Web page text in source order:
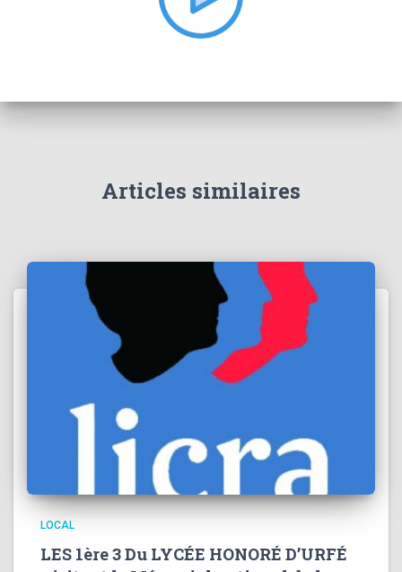
Articles similaires
LOCAL
LES 1ère 3 Du LYCÉE HONORÉ D’URFÉ